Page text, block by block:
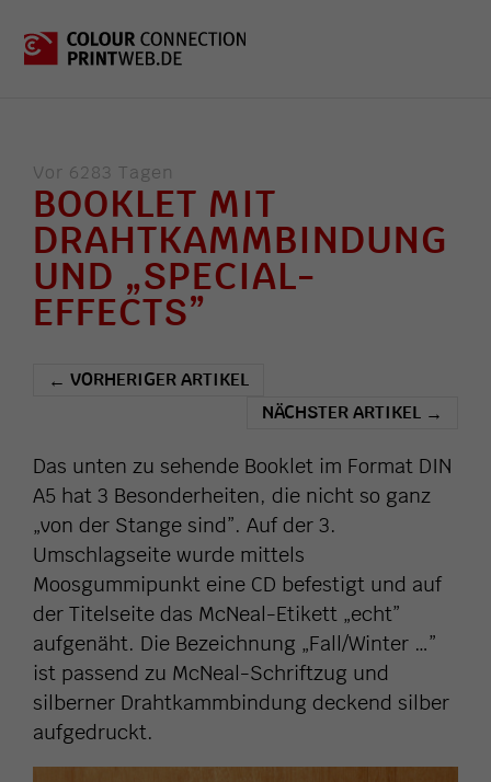
Vor 6283 Tagen
BOOKLET MIT
DRAHTKAMMBINDUNG
UND „SPECIAL-
EFFECTS”
← VORHERIGER ARTIKEL
NÄCHSTER ARTIKEL →
Das unten zu sehende Booklet im Format DIN
A5 hat 3 Besonderheiten, die nicht so ganz
„von der Stange sind”. Auf der 3.
Umschlagseite wurde mittels
Moosgummipunkt eine CD befestigt und auf
der Titelseite das McNeal-Etikett „echt”
aufgenäht. Die Bezeichnung „Fall/Winter …”
ist passend zu McNeal-Schriftzug und
silberner Drahtkammbindung deckend silber
aufgedruckt.